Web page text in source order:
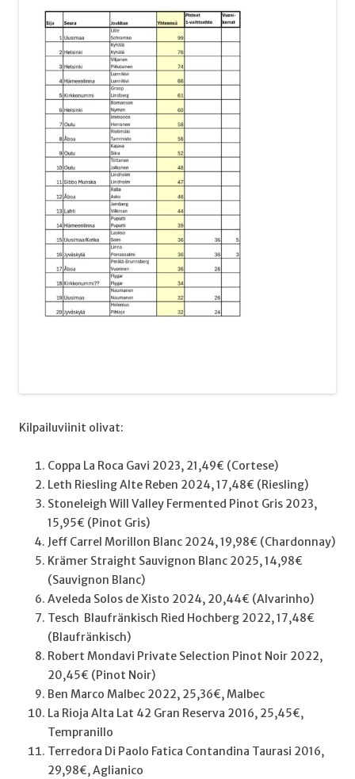
Kilpailuviinit olivat:
Coppa La Roca Gavi 2023, 21,49€ (Cortese)
Leth Riesling Alte Reben 2024, 17,48€ (Riesling)
Stoneleigh Will Valley Fermented Pinot Gris 2023,
15,95€ (Pinot Gris)
Jeff Carrel Morillon Blanc 2024, 19,98€ (Chardonnay)
Krämer Straight Sauvignon Blanc 2025, 14,98€
(Sauvignon Blanc)
Aveleda Solos de Xisto 2024, 20,44€ (Alvarinho)
Tesch Blaufränkisch Ried Hochberg 2022, 17,48€
(Blaufränkisch)
Robert Mondavi Private Selection Pinot Noir 2022,
20,45€ (Pinot Noir)
Ben Marco Malbec 2022, 25,36€, Malbec
La Rioja Alta Lat 42 Gran Reserva 2016, 25,45€,
Tempranillo
Terredora Di Paolo Fatica Contandina Taurasi 2016,
29,98€, Aglianico